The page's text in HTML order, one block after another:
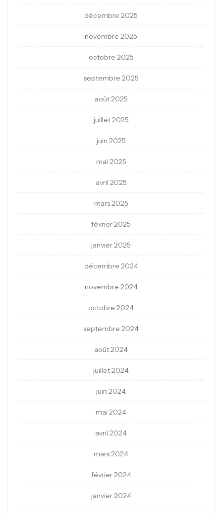
décembre 2025
novembre 2025
octobre 2025
septembre 2025
août 2025
juillet 2025
juin 2025
mai 2025
avril 2025
mars 2025
février 2025
janvier 2025
décembre 2024
novembre 2024
octobre 2024
septembre 2024
août 2024
juillet 2024
juin 2024
mai 2024
avril 2024
mars 2024
février 2024
janvier 2024